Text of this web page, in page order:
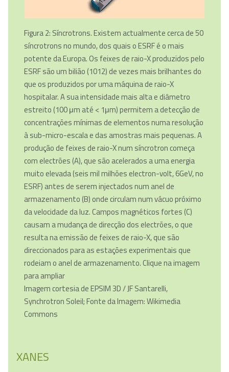
Figura 2: Síncrotrons. Existem actualmente cerca de 50
síncrotrons no mundo, dos quais o ESRF é o mais
potente da Europa. Os feixes de raio-X produzidos pelo
ESRF são um bilião (1012) de vezes mais brilhantes do
que os produzidos por uma máquina de raio-X
hospitalar. A sua intensidade mais alta e diâmetro
estreito (100 μm até < 1μm) permitem a detecção de
concentrações mínimas de elementos numa resolução
à sub-micro-escala e das amostras mais pequenas. A
produção de feixes de raio-X num síncrotron começa
com electrões (A), que são acelerados a uma energia
muito elevada (seis mil milhões electron-volt, 6GeV, no
ESRF) antes de serem injectados num anel de
armazenamento (B) onde circulam num vácuo próximo
da velocidade da luz. Campos magnéticos fortes (C)
causam a mudança de direcção dos electrões, o que
resulta na emissão de feixes de raio-X, que são
direccionados para as estações experimentais que
rodeiam o anel de armazenamento. Clique na imagem
para ampliar
Imagem cortesia de EPSIM 3D / JF Santarelli,
Synchrotron Soleil; Fonte da Imagem: Wikimedia
Commons
XANES